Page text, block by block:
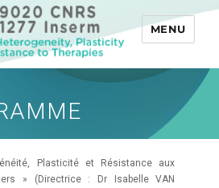
MENU
Plasticité et Résistance aux
» (Directrice : Dr Isabelle VAN